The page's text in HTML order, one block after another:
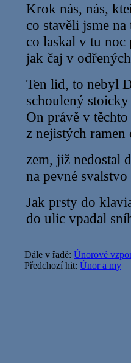
Krok nás, nás,
co stavěli jsme na
co laskal v tu
jak čaj v
Ten lid, to nebyl
schoulený
On právě v
z nejistých ramen
zem, již nedostal
na pevné
Jak prsty do
do ulic vpadal
Dále v řadě: Únorové
Předchozí hit: Únor a my